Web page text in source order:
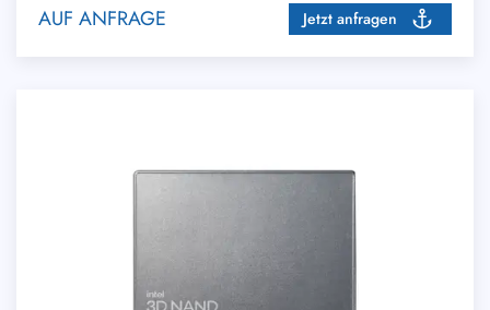
AUF ANFRAGE Jetzt anfragen